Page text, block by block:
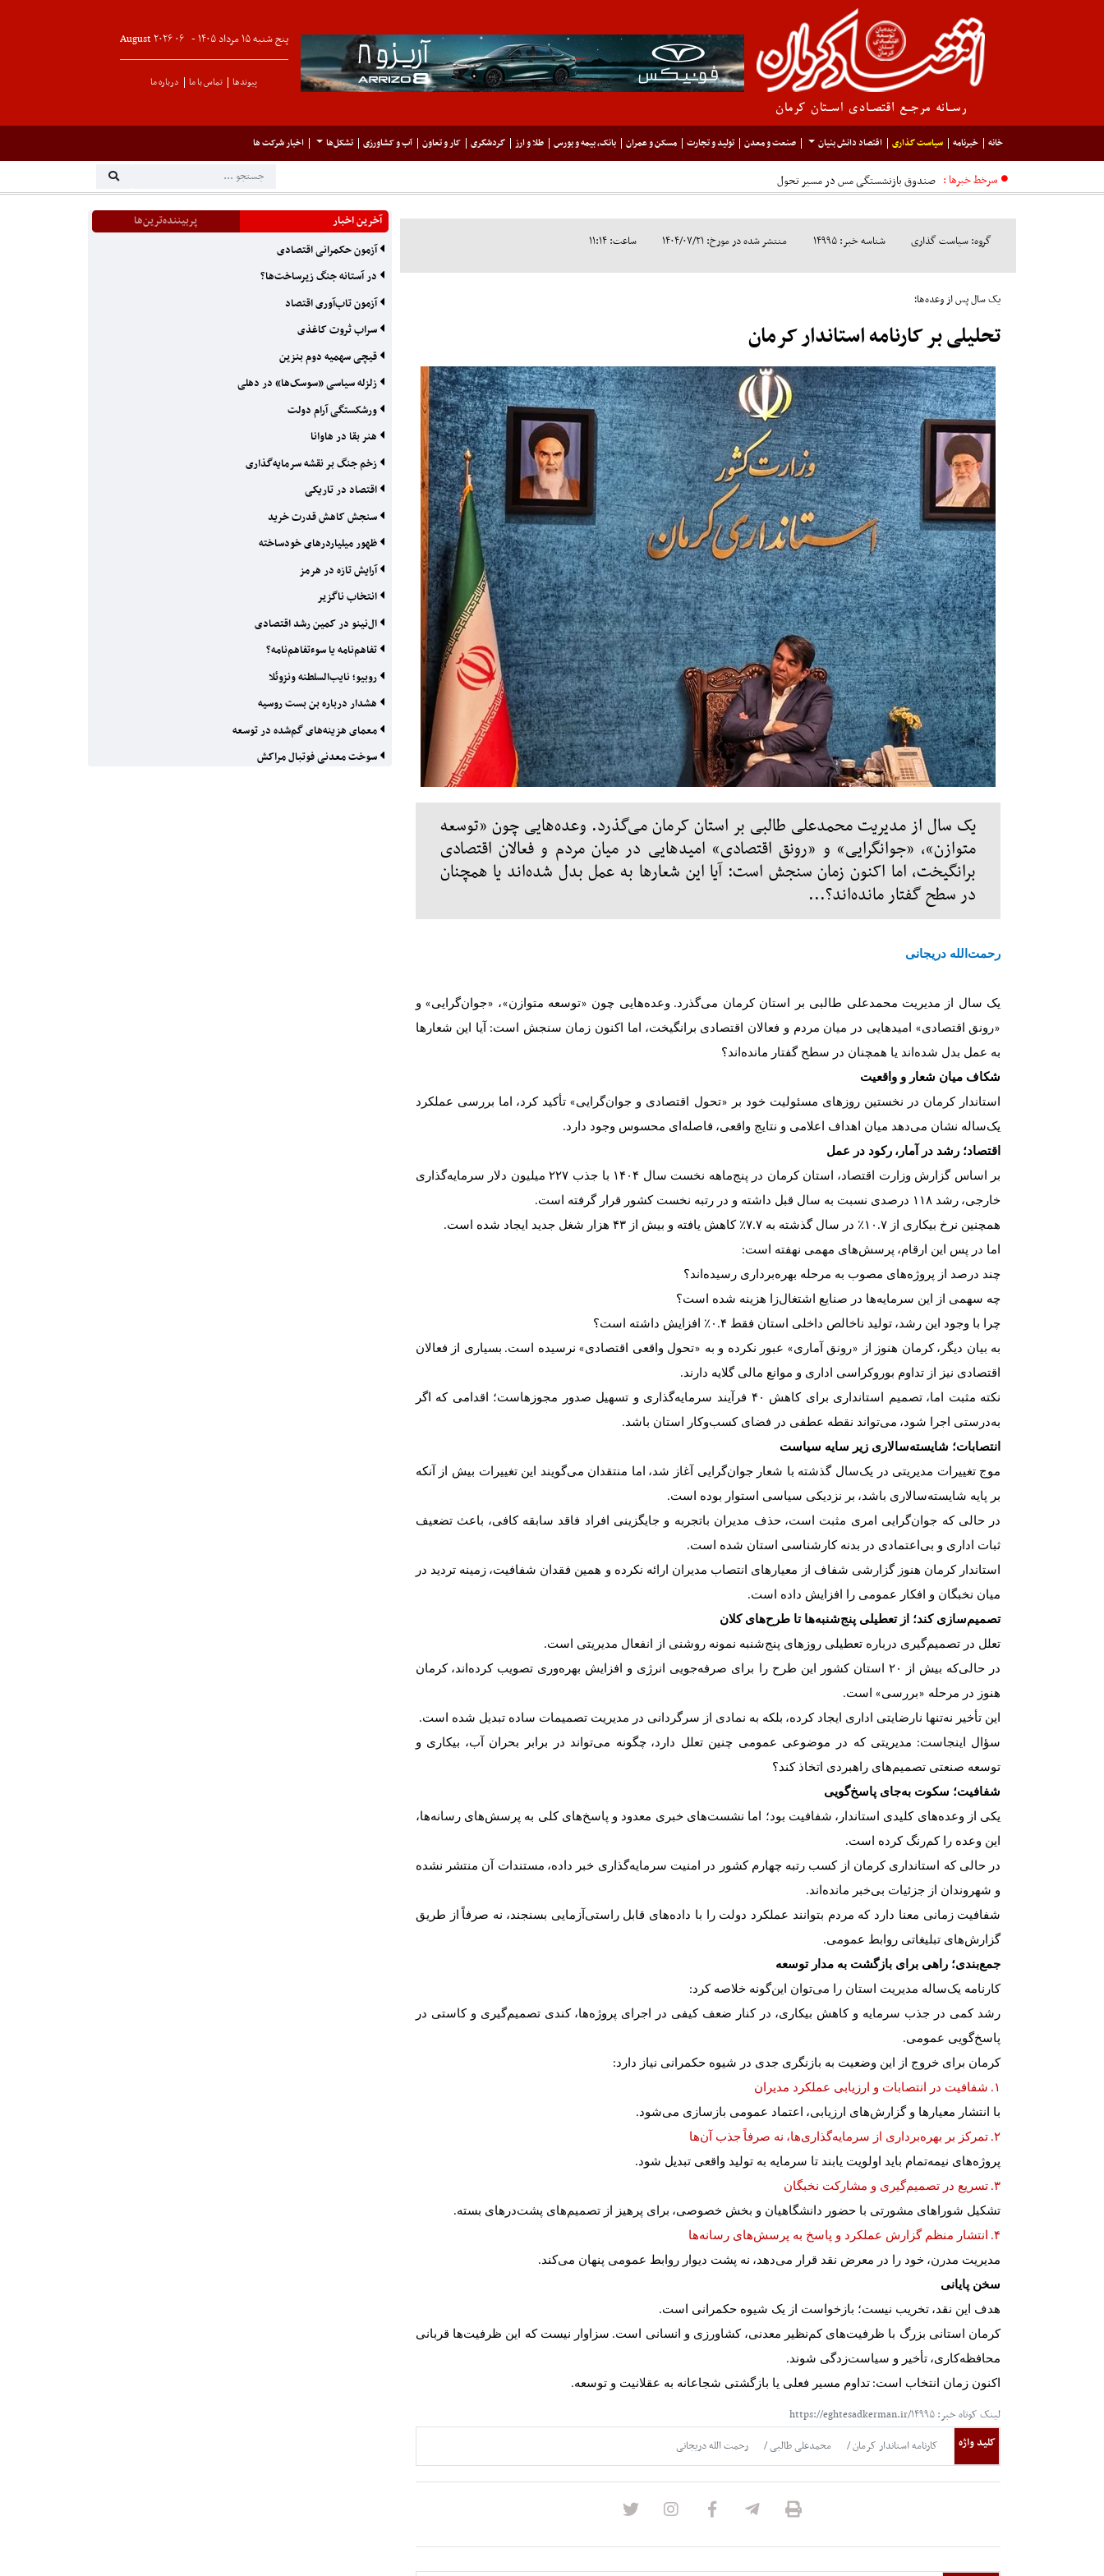
پنج شنبه ۱۵ مرداد ۱۴۰۵ - ۰۶August۲۰۲۶
پیوندها تماس با ما درباره ما
خانه خبرنامه سیاست گذاری اقتصاد دانش بنیان صنعت و معدن تولید و تجارت مسکن و عمران بانک، بیمه و بورس طلا و ارز گردشگری کار و تعاون آب و کشاورزی تشکل‌ها اخبار شرکت ها
سرخط خبرها :
گروه: سیاست گذاری شناسه خبر: ۱۴۹۹۵ منتشر شده در مورخ: ۱۴۰۴/۰۷/۲۱ ساعت: ۱۱:۱۴
یک سال پس از وعده‌ها؛
تحلیلی بر کارنامه استاندار کرمان
یک سال از مدیریت محمدعلی طالبی بر استان کرمان می‌گذرد. وعده‌هایی چون «توسعه
متوازن»، «جوانگرایی» و «رونق اقتصادی» امیدهایی در میان مردم و فعالان اقتصادی
برانگیخت، اما اکنون زمان سنجش است: آیا این شعارها به عمل بدل شده‌اند یا همچنان
در سطح گفتار مانده‌اند؟...
رحمت الله دریجانی
یک سال از مدیریت محمدعلی طالبی بر استان کرمان میگذرد. وعدههایی چون «توسعه متوازن»، «جوانگرایی» و
«رونق اقتصادی» امیدهایی در میان مردم و فعالان اقتصادی برانگیخت، اما اکنون زمان سنجش است: آیا این شعارها
به عمل بدل شدهاند یا همچنان در سطح گفتار ماندهاند؟
شکاف میان شعار و واقعیت
استاندار کرمان در نخستین روزهای مسئولیت خود بر «تحول اقتصادی و جوانگرایی» تأکید کرد، اما بررسی عملکرد
یکساله نشان میدهد میان اهداف اعلامی و نتایج واقعی، فاصلهای محسوس وجود دارد.
اقتصاد؛ رشد در آمار ، رکود در عمل
بر اساس گزارش وزارت اقتصاد، استان کرمان در پنجماهه نخست سال ۱۴۰۴ با جذب ۲۲۷ میلیون دلار سرمایه
گذاری
خارجی، رشد ۱۱۸ درصدی نسبت به سال قبل داشته و در رتبه نخست کشور قرار گرفته است .
همچنین نرخ بیکاری از ۱۰ .۷٪ در سال گذشته به ۷ .۷٪ کاهش یافته و بیش از ۴۳ هزار شغل جدید ایجاد شده است .
اما در پس این ارقام، پرسشهای مهمی نهفته است:
چند درصد از پروژههای مصوب به مرحله بهرهبرداری رسیدهاند؟
چه سهمی از این سرمایهها در صنایع اشتغالزا هزینه شده است؟
چرا با وجود این رشد، تولید ناخالص داخلی استان فقط ۰ .۴٪ افزایش داشته است؟
به بیان دیگر ، کرمان هنوز از «رونق آماری» عبور نکرده و به «تحول واقعی اقتصادی» نرسیده است. بسیاری از فعالان
اقتصادی نیز از تداوم بوروکراسی اداری و موانع مالی گلایه دارند.
نکته مثبت اما، تصمیم استانداری برای کاهش ۴۰ فرآیند سرمایه
گذاری و تسهیل صدور مجوزهاست؛ اقدامی که اگر
بهدرستی اجرا شود، میتواند نقطه عطفی در فضای کسبوکار استان باشد.
انتصابات؛ شایستهسالاری زیر سایه سیاست
موج تغییرات مدیریتی در یکسال گذشته با شعار جوانگرایی آغاز شد، اما منتقدان میگویند این تغییرات بیش از آنکه
بر پایه شایستهسالاری باشد، بر نزدیکی سیاسی استوار بوده است.
در حالی که جوانگرایی امری مثبت است، حذف مدیران باتجربه و جایگزینی افراد فاقد سابقه کافی، باعث تضعیف
ثبات اداری و بیاعتمادی در بدنه کارشناسی استان شده است.
استاندار کرمان هنوز گزارشی شفاف از معیارهای انتصاب مدیران ارائه نکرده و همین فقدان شفافیت، زمینه تردید در
میان نخبگان و افکار عمومی را افزایش داده است.
تصمیمسازی کند؛ از تعطیلی پنجشنبهها تا طرحهای کلان
تعلل در تصمیمگیری درباره تعطیلی روزهای پنجشنبه نمونه روشنی از انفعال مدیریتی است.
در حالیکه بیش از ۲۰ استان کشور این طرح را برای صرفه جویی انرژی و افزایش بهرهوری تصویب کردهاند، کرمان
هنوز در مرحله «بررسی» است.
این تأخیر نهتنها نارضایتی اداری ایجاد کرده، بلکه به نمادی از سرگردانی در مدیریت تصمیمات ساده تبدیل شده است.
سؤال اینجاست: مدیریتی که در موضوعی عمومی چنین تعلل دارد، چگونه میتواند در برابر بحران آب، بیکاری و
توسعه صنعتی تصمیمهای راهبردی اتخاذ کند؟
شفافیت؛ سکوت بهجای پاسخگویی
یکی از وعدههای کلیدی استاندار ، شفافیت بود؛ اما نشستهای خبری معدود و پاسخهای کلی به پرسشهای رسانهها،
این وعده را کمرنگ کرده است.
در حالی که استانداری کرمان از کسب رتبه چهارم کشور در امنیت سرمایهگذاری خبر داده، مستندات آن منتشر نشده
و شهروندان از جزئیات بیخبر ماندهاند.
شفافیت زمانی معنا دارد که مردم بتوانند عملکرد دولت را با دادههای قابل راستیآزمایی بسنجند، نه صرفا از طریق
گزارشهای تبلیغاتی روابط عمومی.
جمعبندی؛ راهی برای بازگشت به مدار توسعه
کارنامه یکساله مدیریت استان را میتوان اینگونه خلاصه کرد:
رشد کمی در جذب سرمایه و کاهش بیکاری، در کنار ضعف کیفی در اجرای پروژهها، کندی تصمیمگیری و کاستی در
پاسخگویی عمومی.
کرمان برای خروج از این وضعیت به بازنگری جدی در شیوه حکمرانی نیاز دارد:
۱.
شفافیت در انتصابات و ارزیابی عملکرد مدیران
با انتشار معیارها و گزارشهای ارزیابی، اعتماد عمومی بازسازی میشود.
۲. تمرکز بر بهرهبرداری از سرمایهگذاریها، نه صرفا جذب آنها
پروژههای نیمهتمام باید اولویت یابند تا سرمایه به تولید واقعی تبدیل شود.
۳. تسریع در تصمیمگیری و مشارکت نخبگان
تشکیل شوراهای مشورتی با حضور دانشگاهیان و بخش خصوصی، برای پرهیز از تصمیمهای پشتدرهای بسته.
۴. انتشار منظم گزارش عملکرد و پاسخ به پرسشهای رسانهها
مدیریت مدرن، خود را در معرض نقد قرار میدهد، نه پشت دیوار روابط عمومی پنهان میکند.
سخن پایانی
هدف این نقد، تخریب نیست؛ بازخواست از یک شیوه حکمرانی است.
کرمان استانی بزرگ با ظرفیتهای کمنظیر معدنی، کشاورزی و انسانی است. سزاوار نیست که این ظرفیتها قربانی
محافظهکاری، تأخیر و سیاستزدگی شوند.
اکنون زمان انتخاب است: تداوم مسیر فعلی یا بازگشتی شجاعانه به عقلانیت و توسعه.
لینک کوتاه خبر: https://eghtesadkerman.ir/۱۴۹۹۵
کلید واژه
کارنامه استاندار کرمان محمدعلی طالبی رحمت الله دریجانی
آخرین اخبار
پربیننده‌ترین‌ها
آزمون حکمرانی اقتصادی
در آستانه جنگ زیرساخت‌ها؟
آزمون تاب‌آوری اقتصاد
سراب ثروت کاغذی
قیچی سهمیه دوم بنزین
زلزله سیاسی «سوسک‌ها» در دهلی
ورشکستگی آرام دولت
هنر بقا در هاوانا
زخم جنگ بر نقشه سرمایه‌گذاری
اقتصاد در تاریکی
سنجش کاهش قدرت خرید
ظهور میلیاردرهای خودساخته
آرایش تازه در هرمز
انتخاب ناگزیر
ال‌نینو در کمین رشد اقتصادی
تفاهم‌نامه یا سوءتفاهم‌نامه؟
روبیو؛ نایب‌السلطنه ونزوئلا
هشدار درباره بن بست روسیه
معمای هزینه‌های گم‌شده در توسعه
سوخت معدنی فوتبال مراکش